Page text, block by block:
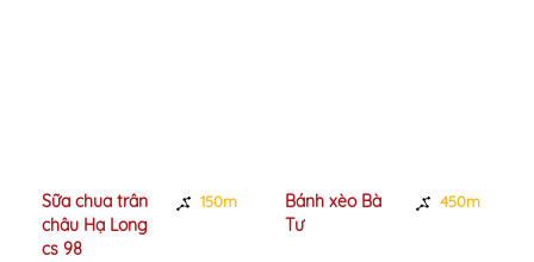
Sữa chua trân
châu Hạ Long
cs 98
150m
Bánh xèo Bà
Tư
450m